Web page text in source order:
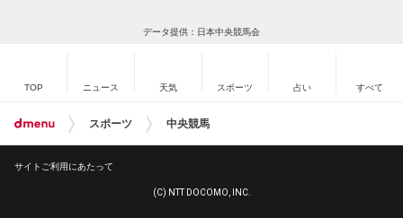
データ提供：日本中央競馬会
TOP ニュース 天気 スポーツ 占い すべて
スポーツ 中央競馬
サイトご利用にあたって
(C) NTT DOCOMO, INC.